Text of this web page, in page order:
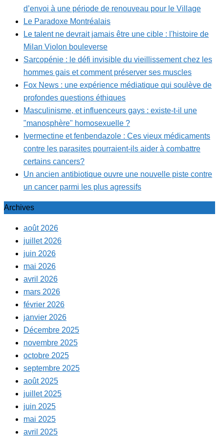
d’envoi à une période de renouveau pour le Village
Le Paradoxe Montréalais
Le talent ne devrait jamais être une cible : l'histoire de
Milan Violon bouleverse
Sarcopénie : le défi invisible du vieillissement chez les
hommes gais et comment préserver ses muscles
Fox News : une expérience médiatique qui soulève de
profondes questions éthiques
Masculinisme, et influenceurs gays : existe-t-il une
"manosphère" homosexuelle ?
Ivermectine et fenbendazole : Ces vieux médicaments
contre les parasites pourraient-ils aider à combattre
certains cancers?
Un ancien antibiotique ouvre une nouvelle piste contre
un cancer parmi les plus agressifs
Archives
août 2026
juillet 2026
juin 2026
mai 2026
avril 2026
mars 2026
février 2026
janvier 2026
Décembre 2025
novembre 2025
octobre 2025
septembre 2025
août 2025
juillet 2025
juin 2025
mai 2025
avril 2025